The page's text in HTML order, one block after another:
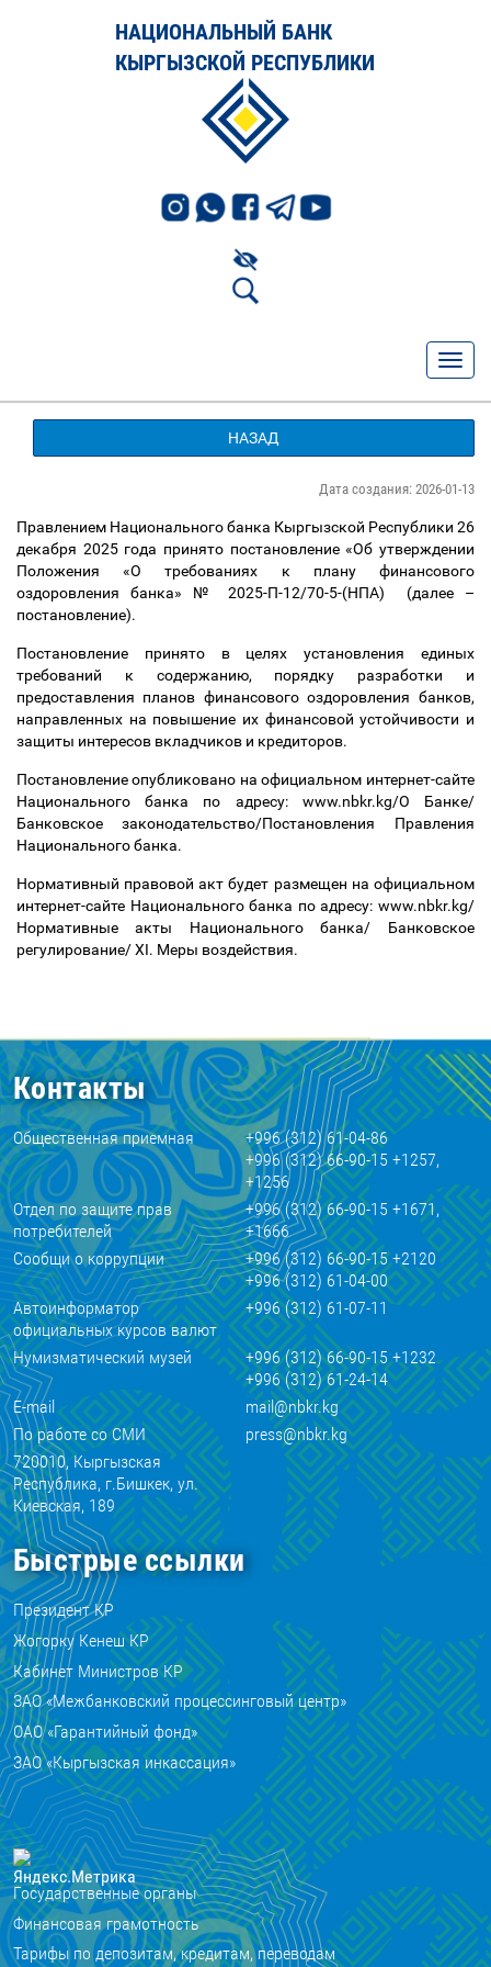
НАЦИОНАЛЬНЫЙ БАНК
КЫРГЫЗСКОЙ РЕСПУБЛИКИ
НАЗАД
Дата создания: 2026-01-13
Правлением Национального банка Кыргызской Республики 26
декабря 2025 года принято постановление «Об утверждении
Положения «О требованиях к плану финансового
оздоровления банка» № 2025-П-12/70-5-(НПА) (далее –
постановление).
Постановление принято в целях установления единых
требований к содержанию, порядку разработки и
предоставления планов финансового оздоровления банков,
направленных на повышение их финансовой устойчивости и
защиты интересов вкладчиков и кредиторов.
Постановление опубликовано на официальном интернет-сайте
Национального банка по адресу: www.nbkr.kg/О Банке/
Банковское законодательство/Постановления Правления
Национального банка.
Нормативный правовой акт будет размещен на официальном
интернет-сайте Национального банка по адресу: www.nbkr.kg/
Нормативные акты Национального банка/ Банковское
регулирование/XI. Меры воздействия.
Контакты
Общественная приемная
+996 (312) 61-04-86
+996 (312) 66-90-15 +1257,
+1256
Отдел по защите прав
потребителей
+996 (312) 66-90-15 +1671,
+1666
Сообщи о коррупции
+996 (312) 66-90-15 +2120
+996 (312) 61-04-00
Автоинформатор
официальных курсов валют
+996 (312) 61-07-11
Нумизматический музей
+996 (312) 66-90-15 +1232
+996 (312) 61-24-14
E-mail
mail@nbkr.kg
По работе со СМИ
press@nbkr.kg
720010, Кыргызская
Республика, г.Бишкек, ул.
Киевская, 189
Быстрые ссылки
Президент КР
Жогорку Кенеш КР
Кабинет Министров КР
ЗАО «Межбанковский процессинговый центр»
ОАО «Гарантийный фонд»
ЗАО «Кыргызская инкассация»
Государственные органы
Финансовая грамотность
Тарифы по депозитам, кредитам, переводам